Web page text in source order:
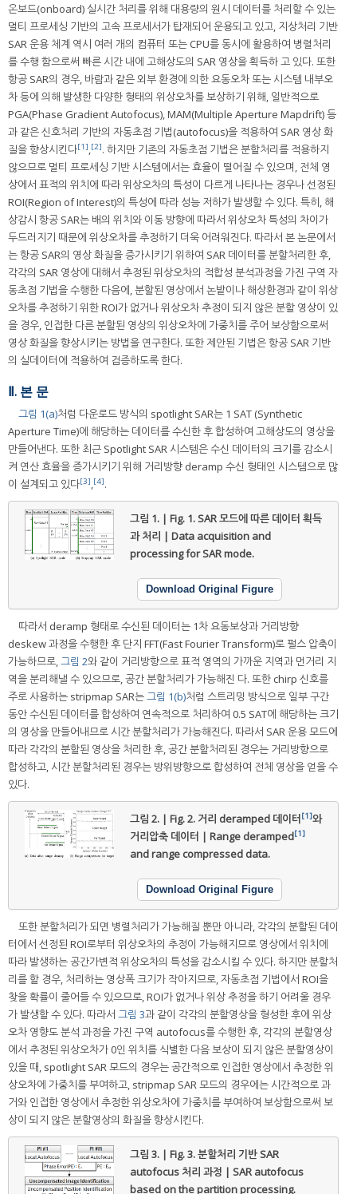
온보드(onboard) 실시간 처리를 위해 대용량의 원시 데이터를 처리할 수 있는
멀티 프로세싱 기반의 고속 프로세서가 탑재되어 운용되고 있고, 지상처리 기반
SAR 운용 체계 역시 여러 개의 컴퓨터 또는 CPU를 동시에 활용하여 병렬처리
를 수행 함으로써 빠른 시간 내에 고해상도의 SAR 영상을 획득하 고 있다. 또한
항공 SAR의 경우, 바람과 같은 외부 환경에 의한 요동오차 또는 시스템 내부오
차 등에 의해 발생한 다양한 형태의 위상오차를 보상하기 위해, 일반적으로
PGA(Phase Gradient Autofocus), MAM(Multiple Aperture Mapdrift) 등
과 같은 신호처리 기반의 자동초점 기법(autofocus)을 적용하여 SAR 영상 화
질을 향상시킨다[1],[2]. 하지만 기존의 자동초점 기법은 분할처리를 적용하지
않으므로 멀티 프로세싱 기반 시스템에서는 효율이 떨어질 수 있으며, 전체 영
상에서 표적의 위치에 따라 위상오차의 특성이 다르게 나타나는 경우나 선정된
ROI(Region of Interest)의 특성에 따라 성능 저하가 발생할 수 있다. 특히, 해
상감시 항공 SAR는 배의 위치와 이동 방향에 따라서 위상오차 특성의 차이가
두드러지기 때문에 위상오차를 추정하기 더욱 어려워진다. 따라서 본 논문에서
는 항공 SAR의 영상 화질을 증가시키기 위하여 SAR 데이터를 분할처리한 후,
각각의 SAR 영상에 대해서 추정된 위상오차의 적합성 분석과정을 가진 구역 자
동초점 기법을 수행한 다음에, 분할된 영상에서 논밭이나 해상환경과 같이 위상
오차를 추정하기 위한 ROI가 없거나 위상오차 추정이 되지 않은 분할 영상이 있
을 경우, 인접한 다른 분할된 영상의 위상오차에 가중치를 주어 보상함으로써
영상 화질을 향상시키는 방법을 연구한다. 또한 제안된 기법은 항공 SAR 기반
의 실데이터에 적용하여 검증하도록 한다.
Ⅱ. 본 문
그림 1(a)처럼 다운로드 방식의 spotlight SAR는 1 SAT (Synthetic
Aperture Time)에 해당하는 데이터를 수신한 후 합성하여 고해상도의 영상을
만들어낸다. 또한 최근 Spotlight SAR 시스템은 수신 데이터의 크기를 감소시
켜 연산 효율을 증가시키기 위해 거리방향 deramp 수신 형태인 시스템으로 많
이 설계되고 있다[3],[4].
그림 1. | Fig. 1.SAR 모드에 따른 데이터 획득
과 처리 | Data acquisition and
processing for SAR mode.
Download Original Figure
따라서 deramp 형태로 수신된 데이터는 1차 요동보상과 거리방향
deskew 과정을 수행한 후 단지 FFT(Fast Fourier Transform)로 펄스 압축이
가능하므로,그림 2와 같이 거리방향으로 표적 영역의 가까운 지역과 먼거리 지
역을 분리해낼 수 있으므로, 공간 분할처리가 가능해진 다. 또한 chirp 신호를
주로 사용하는 stripmap SAR는그림 1(b)처럼 스트리밍 방식으로 일부 구간
동안 수신된 데이터를 합성하여 연속적으로 처리하여 0.5 SAT에 해당하는 크기
의 영상을 만들어내므로 시간 분할처리가 가능해진다. 따라서 SAR 운용 모드에
따라 각각의 분할된 영상을 처리한 후, 공간 분할처리된 경우는 거리방향으로
합성하고, 시간 분할처리된 경우는 방위방향으로 합성하여 전체 영상을 얻을 수
있다.
그림 2. | Fig. 2. 거리 deramped 데이터[1]와
거리압축 데이터 | Range deramped[1]
and range compressed data.
Download Original Figure
또한 분할처리가 되면 병렬처리가 가능해질 뿐만 아니라, 각각의 분할된 데이
터에서 선정된 ROI로부터 위상오차의 추정이 가능해지므로 영상에서 위치에
따라 발생하는 공간가변적 위상오차의 특성을 감소시킬 수 있다. 하지만 분할처
리를 할 경우, 처리하는 영상폭 크기가 작아지므로, 자동초점 기법에서 ROI을
찾을 확률이 줄어들 수 있으므로, ROI가 없거나 위상 추정을 하기 어려울 경우
가 발생할 수 있다. 따라서 그림 3과 같이 각각의 분할영상을 형성한 후에 위상
오차 영향도 분석 과정을 가진 구역 autofocus를 수행한 후, 각각의 분할영상
에서 추정된 위상오차가 0인 위치를 식별한 다음 보상이 되지 않은 분할영상이
있을 때, spotlight SAR 모드의 경우는 공간적으로 인접한 영상에서 추정한 위
상오차에 가중치를 부여하고, stripmap SAR 모드의 경우에는 시간적으로 과
거와 인접한 영상에서 추정한 위상오차에 가중치를 부여하여 보상함으로써 보
상이 되지 않은 분할영상의 화질을 향상시킨다.
그림 3. | Fig. 3.분할처리 기반 SAR
autofocus 처리 과정 | SAR autofocus
based on the partition processing.